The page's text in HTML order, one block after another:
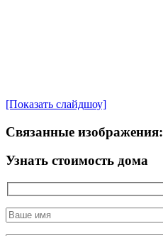
[Показать слайдшоу]
Связанные изображения:
Узнать стоимость дома